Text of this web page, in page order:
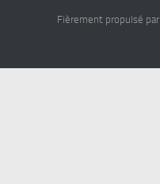
Fièrement propulsé par